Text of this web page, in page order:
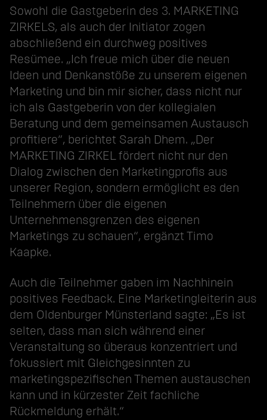
Sowohl die Gastgeberin des 3. MARKETING
ZIRKELS, als auch der Initiator zogen
abschließend ein durchweg positives
Resümee. „Ich freue mich über die neuen
Ideen und Denkanstöße zu unserem eigenen
Marketing und bin mir sicher, dass nicht nur
ich als Gastgeberin von der kollegialen
Beratung und dem gemeinsamen Austausch
profitiere“, berichtet Sarah Dhem. „Der
MARKETING ZIRKEL fördert nicht nur den
Dialog zwischen den Marketingprofis aus
unserer Region, sondern ermöglicht es den
Teilnehmern über die eigenen
Unternehmensgrenzen des eigenen
Marketings zu schauen“, ergänzt Timo
Kaapke.
Auch die Teilnehmer gaben im Nachhinein
positives Feedback. Eine Marketingleiterin aus
dem Oldenburger Münsterland sagte: „Es ist
selten, dass man sich während einer
Veranstaltung so überaus konzentriert und
fokussiert mit Gleichgesinnten zu
marketingspezifischen Themen austauschen
kann und in kürzester Zeit fachliche
Rückmeldung erhält.“